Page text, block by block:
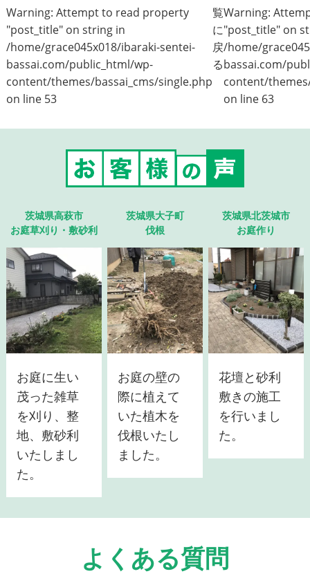
Warning: Attempt to read property
"post_title" on string in
/home/grace045x018/ibaraki-sentei-
bassai.com/public_html/wp-
content/themes/bassai_cms/single.php
on line 53
覧
に
戻
る
Warning:
"post_title" on
/home/
bassai.com/
content/
on line 63
茨城県高萩市
お庭草刈り・敷砂利
お庭に生い
茂った雑草
を刈り、整
地、敷砂利
いたしまし
た。
茨城県大子町
伐根
お庭の壁の
際に植えて
いた植木を
伐根いたし
ました。
茨城県北茨城市
お庭作り
花壇と砂利
敷きの施工
を行いまし
た。
よくある質問